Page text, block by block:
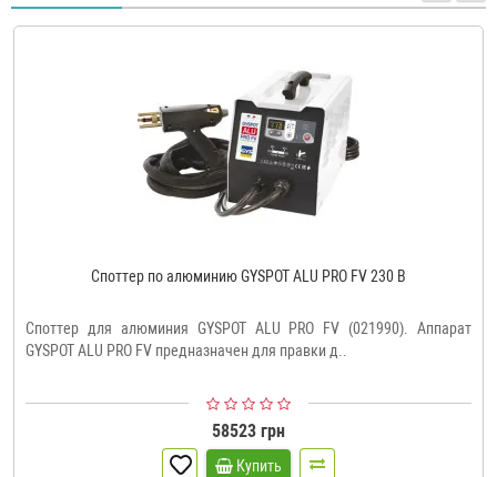
Споттер по алюминию GYSPOT ALU PRO FV 230 В
Споттер для алюминия GYSPOT ALU PRO FV (021990). Аппарат
GYSPOT ALU PRO FV предназначен для правки д..
58523 грн
Купить